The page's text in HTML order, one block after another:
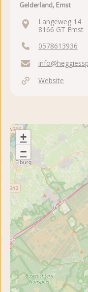
Gelderland, Emst
Langeweg 14
8166 GT Emst
0578613936
Website
+
−